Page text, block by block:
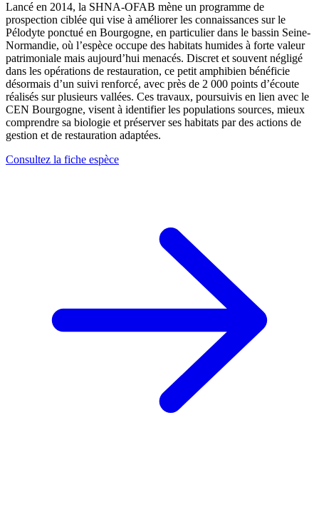
Lancé en 2014, la SHNA-OFAB mène un programme de
prospection ciblée qui vise à améliorer les connaissances sur le
Pélodyte ponctué en Bourgogne, en particulier dans le bassin Seine-
Normandie, où l’espèce occupe des habitats humides à forte valeur
patrimoniale mais aujourd’hui menacés. Discret et souvent négligé
dans les opérations de restauration, ce petit amphibien bénéficie
désormais d’un suivi renforcé, avec près de 2 000 points d’écoute
réalisés sur plusieurs vallées. Ces travaux, poursuivis en lien avec le
CEN Bourgogne, visent à identifier les populations sources, mieux
comprendre sa biologie et préserver ses habitats par des actions de
gestion et de restauration adaptées.
Consultez la fiche espèce